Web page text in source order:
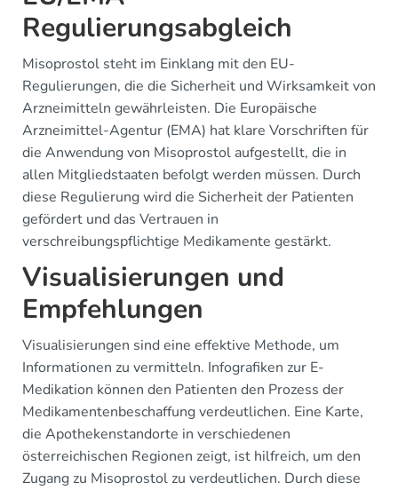
Regulierungsabgleich
Misoprostol steht im Einklang mit den EU-
Regulierungen, die die Sicherheit und Wirksamkeit von
Arzneimitteln gewährleisten. Die Europäische
Arzneimittel-Agentur (EMA) hat klare Vorschriften für
die Anwendung von Misoprostol aufgestellt, die in
allen Mitgliedstaaten befolgt werden müssen. Durch
diese Regulierung wird die Sicherheit der Patienten
gefördert und das Vertrauen in
verschreibungspflichtige Medikamente gestärkt.
Visualisierungen und
Empfehlungen
Visualisierungen sind eine effektive Methode, um
Informationen zu vermitteln. Infografiken zur E-
Medikation können den Patienten den Prozess der
Medikamentenbeschaffung verdeutlichen. Eine Karte,
die Apothekenstandorte in verschiedenen
österreichischen Regionen zeigt, ist hilfreich, um den
Zugang zu Misoprostol zu verdeutlichen. Durch diese